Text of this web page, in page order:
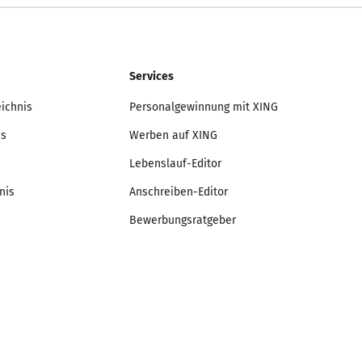
Services
Personalgewinnung mit XING
Werben auf XING
Lebenslauf-Editor
Anschreiben-Editor
Bewerbungsratgeber